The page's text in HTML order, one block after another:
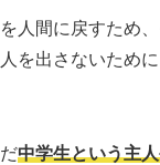
人間に戻すため
を出さないため
中学生という主